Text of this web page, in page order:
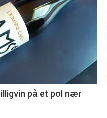
på et pol nær